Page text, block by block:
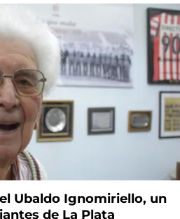
Ubaldo Ignomiriello, un
de La Plata